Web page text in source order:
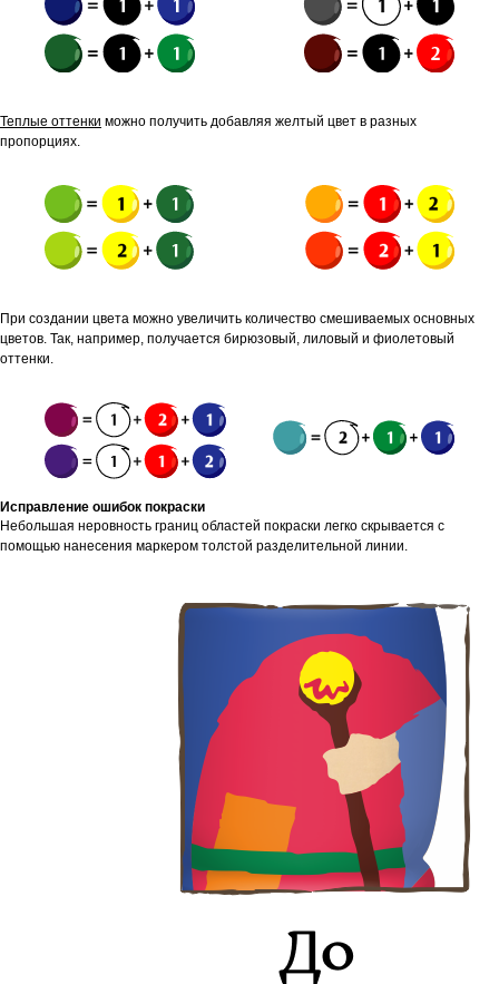
Теплые оттенки можно получить добавляя желтый цвет в разных
пропорциях.
При создании цвета можно увеличить количество смешиваемых основных
цветов. Так, например, получается бирюзовый, лиловый и фиолетовый
оттенки.
Исправление ошибок покраски
Небольшая неровность границ областей покраски легко скрывается с
помощью нанесения маркером толстой разделительной линии.